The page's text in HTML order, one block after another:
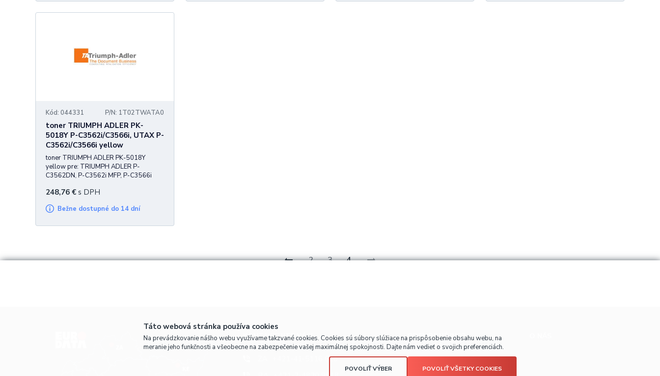
Kód: 044331 P/N: 1T02TWATA0
toner TRIUMPH ADLER PK-
5018Y P-C3562i/C3566i, UTAX P-
C3562i/C3566i yellow
toner TRIUMPH ADLER PK-5018Y
yellow pre: TRIUMPH ADLER P-
C3562DN, P-C3562i MFP, P-C3566i
P-C3566i MFP 11.000 strán
248,76 € s DPH
Bežne dostupné do 14 dní
2 3 4
KONTAKTUJTE NÁS!
+421-41-5116 628
OBCHODNÉ INFO
Prečo nakúpiť u nás?
Táto webová stránka používa cookies
Na prevádzkovanie nášho webu využívame takzvané cookies. Cookies sú súbory slúžiace na prispôsobenie obsahu webu, na
meranie jeho funkčnosti a všeobecne na zabezpečenie vašej maximálnej spokojnosti. Dajte nám vedieť o svojich preferenciách.
POVOLIŤ VÝBER POVOLIŤ VŠETKY COOKIES